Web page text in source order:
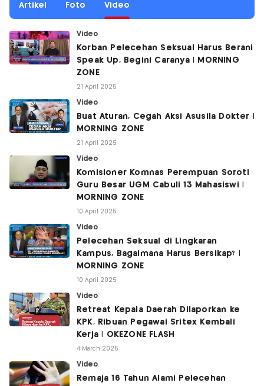
Artikel Foto Video
Video
Korban Pelecehan Seksual Harus Berani
Speak Up, Begini Caranya | MORNING
ZONE
21 April 2025
Video
Buat Aturan, Cegah Aksi Asusila Dokter |
MORNING ZONE
21 April 2025
Video
Komisioner Komnas Perempuan Soroti
Guru Besar UGM Cabuli 13 Mahasiswi |
MORNING ZONE
10 April 2025
Video
Pelecehan Seksual di Lingkaran
Kampus, Bagaimana Harus Bersikap? |
MORNING ZONE
10 April 2025
Video
Retreat Kepala Daerah Dilaporkan ke
KPK, Ribuan Pegawai Sritex Kembali
Kerja | OKEZONE FLASH
4 March 2025
Video
Remaja 16 Tahun Alami Pelecehan